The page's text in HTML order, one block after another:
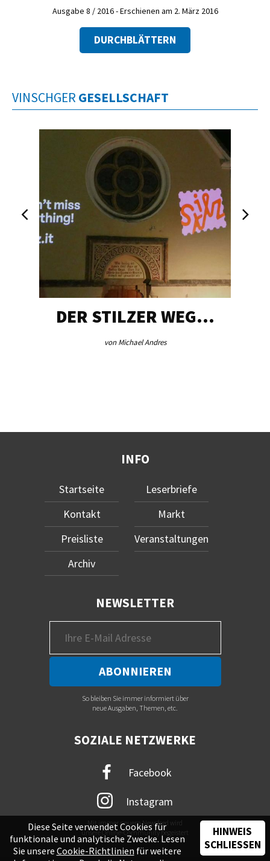
Ausgabe 8 / 2016 - Erschienen am 2. März 2016
DURCHBLÄTTERN
VINSCHGER GESELLSCHAFT
DER STILZER WEG…
von Michael Andres
INFO
Startseite
Kontakt
Preisliste
Archiv
Leserbriefe
Markt
Veranstaltungen
NEWSLETTER
So bleiben Sie immer informiert über
neue Ausgaben, Themen, etc.
SOZIALE NETZWERKE
Facebook
Instagram
Mit immer neuem Newsfeed wird
unsere Online-Community begeistert
Diese Seite verwendet Cookies für
funktionale und analytische Zwecke. Lesen
Sie unsere Cookie-Richtlinien für weitere
HINWEIS
SCHLIESSEN